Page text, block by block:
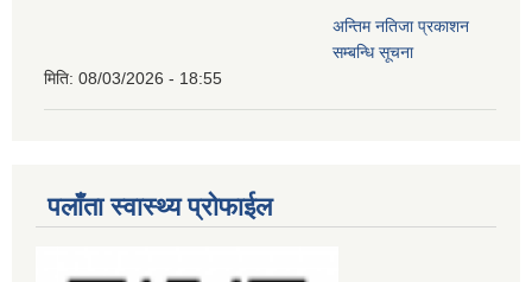
अन्तिम नतिजा प्रकाशन
सम्बन्धि सूचना
मिति: 08/03/2026 - 18:55
पलाँता स्वास्थ्य प्रोफाईल